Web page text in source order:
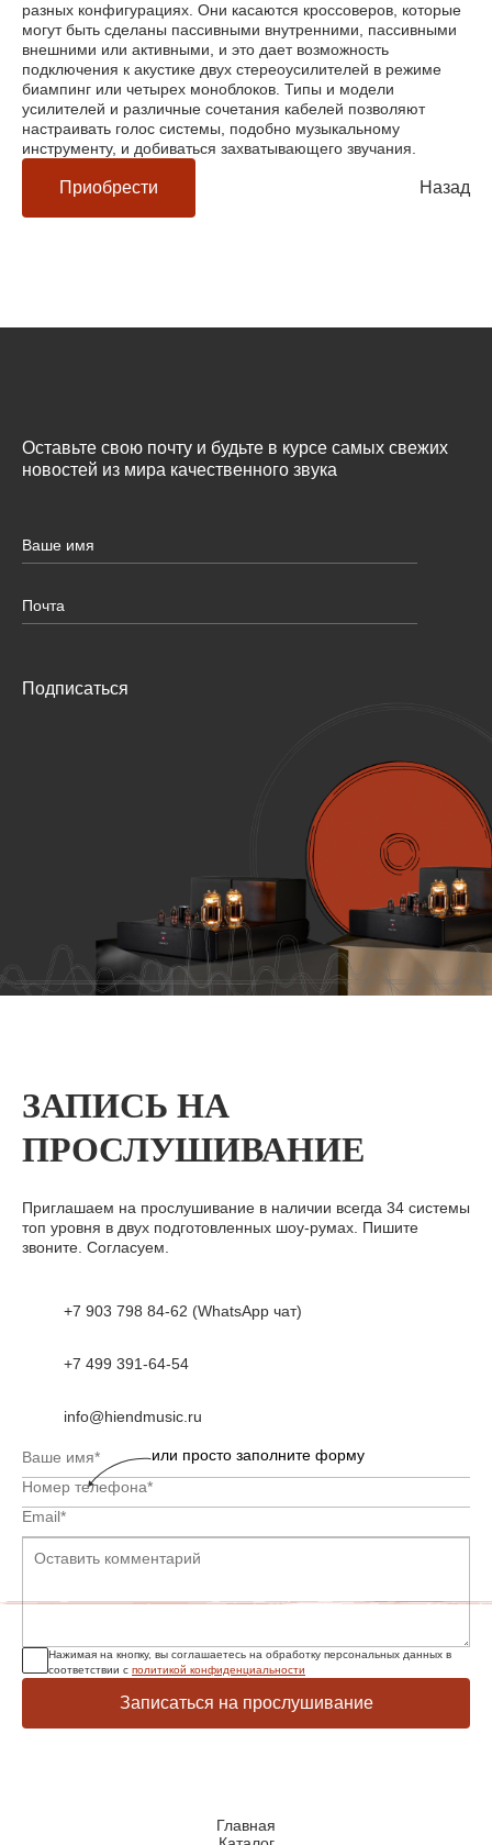
разных конфигурациях. Они касаются кроссоверов, которые
могут быть сделаны пассивными внутренними, пассивными
внешними или активными, и это дает возможность
подключения к акустике двух стереоусилителей в режиме
биампинг или четырех моноблоков. Типы и модели
усилителей и различные сочетания кабелей позволяют
настраивать голос системы, подобно музыкальному
инструменту, и добиваться захватывающего звучания.
Приобрести Назад
Оставьте свою почту и будьте в курсе самых свежих
новостей из мира качественного звука
Подписаться
ЗАПИСЬ НА
ПРОСЛУШИВАНИЕ
Приглашаем на прослушивание в наличии всегда 34 системы
топ уровня в двух подготовленных шоу-румах. Пишите
звоните. Согласуем.
+7 903 798 84-62 (WhatsApp чат)
+7 499 391-64-54
info@hiendmusic.ru
Нажимая на кнопку, вы соглашаетесь на обработку персональных данных в
соответствии с политикой конфиденциальности
Записаться на прослушивание
или просто заполните форму
Главная